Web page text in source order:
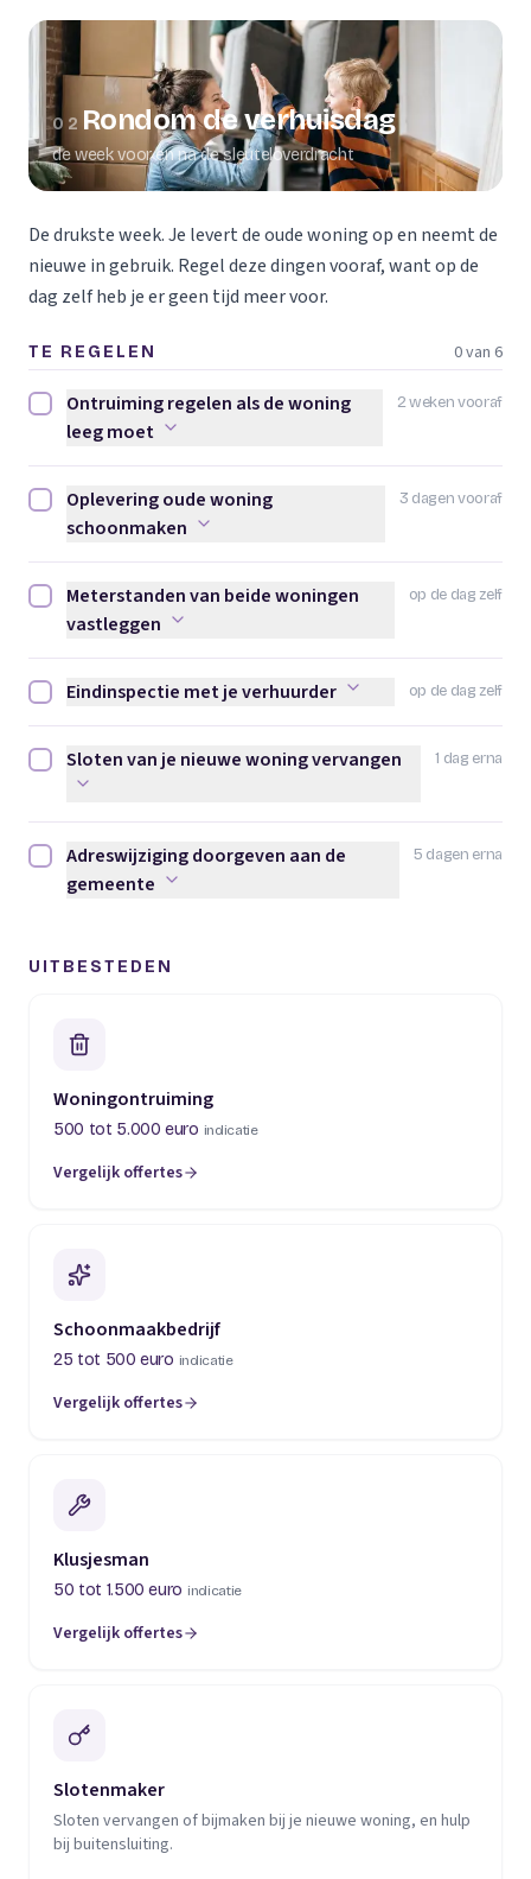
02 Rondom de verhuisdag
de week voor en na de sleuteloverdracht
De drukste week. Je levert de oude woning op en neemt de
nieuwe in gebruik. Regel deze dingen vooraf, want op de
dag zelf heb je er geen tijd meer voor.
TE REGELEN 0 van 6
2 weken vooraf
Ontruiming regelen als de woning leeg moet afvinken
Ontruiming regelen als de woning
leeg moet
3 dagen vooraf
Oplevering oude woning schoonmaken afvinken
Oplevering oude woning
schoonmaken
op de dag zelf
Meterstanden van beide woningen vastleggen afvinken
Meterstanden van beide woningen
vastleggen
op de dag zelf
Eindinspectie met je verhuurder afvinken
Eindinspectie met je verhuurder
1 dag erna
Sloten van je nieuwe woning vervangen afvinken
Sloten van je nieuwe woning vervangen
5 dagen erna
Adreswijziging doorgeven aan de gemeente afvinken
Adreswijziging doorgeven aan de
gemeente
UITBESTEDEN
Woningontruiming
500 tot 5.000 euro indicatie
Vergelijk offertes
(opent in een nieuw tabblad)
Schoonmaakbedrijf
25 tot 500 euro indicatie
Vergelijk offertes
(opent in een nieuw tabblad)
Klusjesman
50 tot 1.500 euro indicatie
Vergelijk offertes
(opent in een nieuw tabblad)
Slotenmaker
Sloten vervangen of bijmaken bij je nieuwe woning, en hulp
bij buitensluiting.